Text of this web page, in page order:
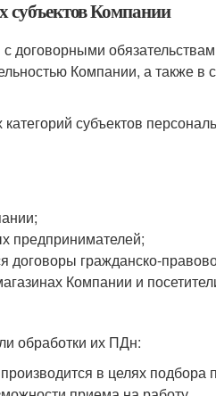
субъектов Компании
договорными
Компании, а также в
субъектов
предпринимателей;
гражданско-
Компании и
обработки их ПДн:
в целях подбора